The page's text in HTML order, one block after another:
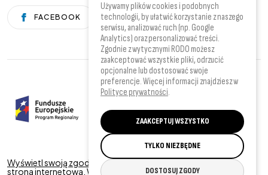
FACEBOOK YOUTUBE
Wyświetl swoją zgodę
© 2026 by Powiat Wielicki - oficjalna
strona internetowa. Wszelkie prawa zastrzeżone. Projekt i
Używamy plików cookies i podobnych
technologii, by ułatwić korzystanie z naszego
serwisu, analizować ruch (np. Google
Analytics) oraz personalizować treści.
Zgodnie z wytycznymi RODO możesz
zaakceptować wszystkie pliki, odrzucić
opcjonalne lub dostosować swoje
preferencje. Więcej informacji znajdziesz w
Polityce prywatności.
ZAAKCEPTUJ WSZYSTKO
TYLKO NIEZBĘDNE
DOSTOSUJ ZGODY